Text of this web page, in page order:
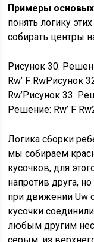
Примеры основых
понять логику
собирать центры
Рисунок 30.
Rw’ F RwРисунок
Rw’Рисунок 33.
Решение: Rw’ F Rw2
Логика сборки
мы собираем
кусочков, для
напротив друга,
при движении Uw
кусочки
любым другим